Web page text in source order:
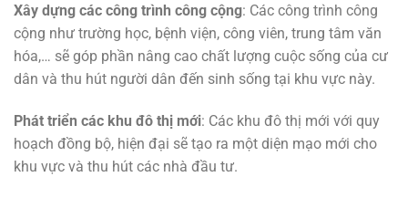
Xây dựng các công trình công cộng: Các công trình công
cộng như trường học, bệnh viện, công viên, trung tâm văn
hóa,… sẽ góp phần nâng cao chất lượng cuộc sống của cư
dân và thu hút người dân đến sinh sống tại khu vực này.
Phát triển các khu đô thị mới: Các khu đô thị mới với quy
hoạch đồng bộ, hiện đại sẽ tạo ra một diện mạo mới cho
khu vực và thu hút các nhà đầu tư.